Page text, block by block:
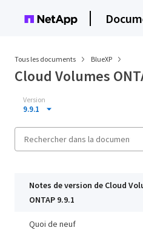
Tous les documents BlueXP
Cloud Volumes
Version
9.9.1
Notes de version de Cloud
ONTAP 9.9.1
Quoi de neuf